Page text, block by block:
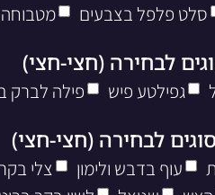
סלט פלפל בצבעים
גפילטע פיש פילה לברק
עוף בדבש ולימון צלי